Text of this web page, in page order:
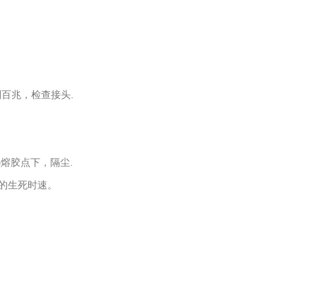
兆，检查接头.
胶点下，隔尘.
死时速。